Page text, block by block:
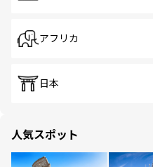
アフリカ
日本
人気スポット